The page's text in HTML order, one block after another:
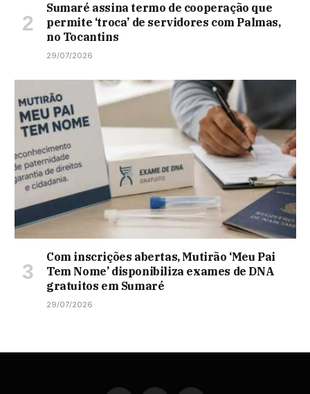
Sumaré assina termo de cooperação que
permite ‘troca’ de servidores com Palmas,
no Tocantins
29/07/2026
Com inscrições abertas, Mutirão ‘Meu Pai
Tem Nome’ disponibiliza exames de DNA
gratuitos em Sumaré
29/07/2026